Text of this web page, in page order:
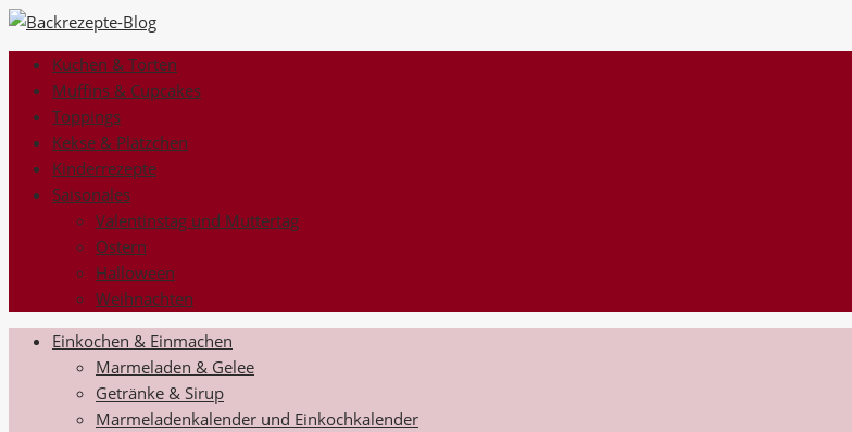
Kuchen & Torten
Muffins & Cupcakes
Toppings
Kekse & Plätzchen
Kinderrezepte
Saisonales
Valentinstag und Muttertag
Ostern
Halloween
Weihnachten
Einkochen & Einmachen
Marmeladen & Gelee
Getränke & Sirup
Marmeladenkalender und Einkochkalender